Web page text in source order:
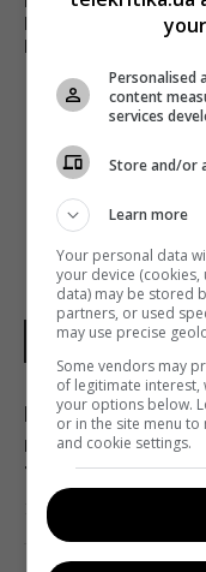
КОЛИЧЕСТВУ
КАНАЛ
НОВОСТИ
Россияне
контроля
Трегубов
15:45 воскресенье, 09
Personalised
content
services
Store and/or
Learn more
Your personal data
your device
data) may be stored
partners, or used
may use precise
Some vendors may
of legitimate interest,
your options below.
or in the site menu
and cookie settings.